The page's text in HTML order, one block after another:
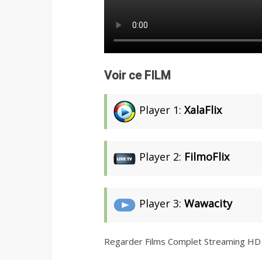
Voir ce FILM
Player 1: XalaFlix
Player 2: FilmoFlix
Player 3: Wawacity
Regarder Films Complet Streaming